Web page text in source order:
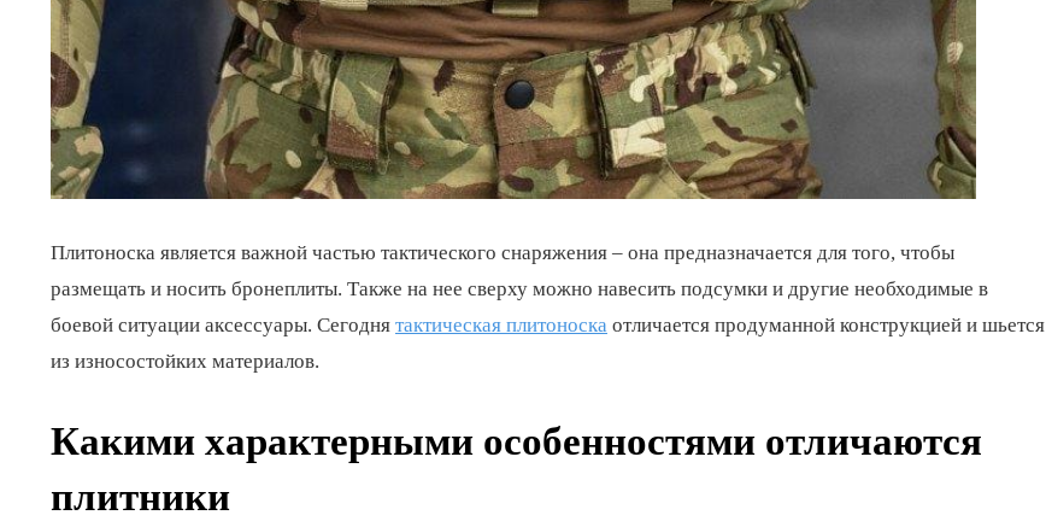
Плитоноска является важной частью тактического снаряжения – она предназначается для того, чтобы
размещать и носить бронеплиты. Также на нее сверху можно навесить подсумки и другие необходимые в
боевой ситуации аксессуары. Сегодня тактическая плитоноска отличается продуманной конструкцией и шьется
из износостойких материалов.
Какими характерными особенностями отличаются
плитники